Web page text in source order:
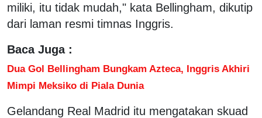
miliki, itu tidak mudah," kata Bellingham, dikutip
dari laman resmi timnas Inggris.
Baca Juga :
Dua Gol Bellingham Bungkam Azteca, Inggris Akhiri
Mimpi Meksiko di Piala Dunia
Gelandang Real Madrid itu mengatakan skuad